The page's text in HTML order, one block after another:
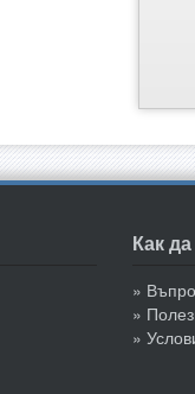
Как
»
»
»